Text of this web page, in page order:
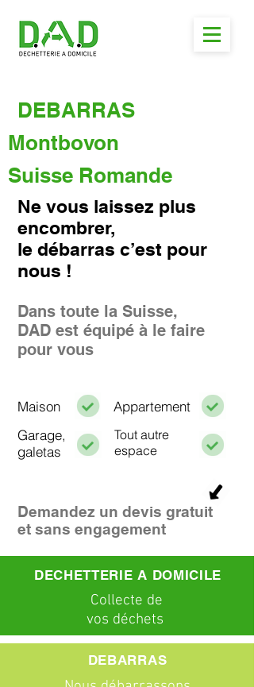
DEBARRAS
Montbovon
Suisse Romande
Ne vous laissez plus
encombrer,
le débarras c’est pour
nous !
Dans toute la Suisse,
DAD est équipé à le faire
pour vous
Maison
Appartement
Garage,
galetas
Tout autre
espace
Demandez un devis gratuit
et sans engagement
DECHETTERIE A DOMICILE
Collecte de
vos déchets
DEBARRAS